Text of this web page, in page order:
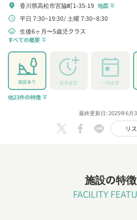
location_on 香川県高松市宮脇町1-35-19 地図 keyboard_double_arrow_down
schedule 平日 7:30~19:30 土曜 7:30~8:30
child_care 生後6ヶ月〜5歳児クラス
すべての概要 keyboard_double_arrow_down
園庭あり 延長保育 一時保育
他23件の特徴 keyboard_double_arrow_down
最終更新日: 2025年6月
リ
施設の特徴
FACILITY